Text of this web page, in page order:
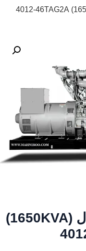
دیزل ژنراتور پرکینز مدل (1650KVA)